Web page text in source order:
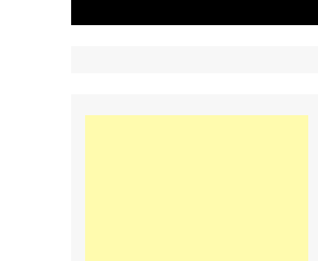
تعلم اللغة التركيةكتب لغات البرمجة